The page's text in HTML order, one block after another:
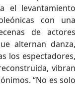
el levantamiento
con una
de actores
alternan danza,
los espectadores,
vibran
“No es solo